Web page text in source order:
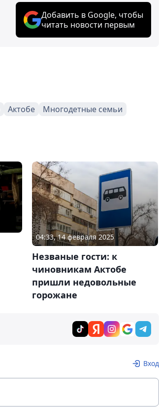
Добавить в Google, чтобы
читать новости первым
Актобе
Многодетные семьи
04:33, 14 февраля 2025
Незваные гости: к
чиновникам Актобе
пришли недовольные
горожане
Вход